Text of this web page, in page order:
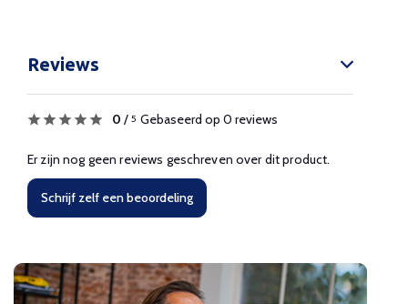
Reviews
0 / 5 Gebaseerd op 0 reviews
Er zijn nog geen reviews geschreven over dit product.
Schrijf zelf een beoordeling